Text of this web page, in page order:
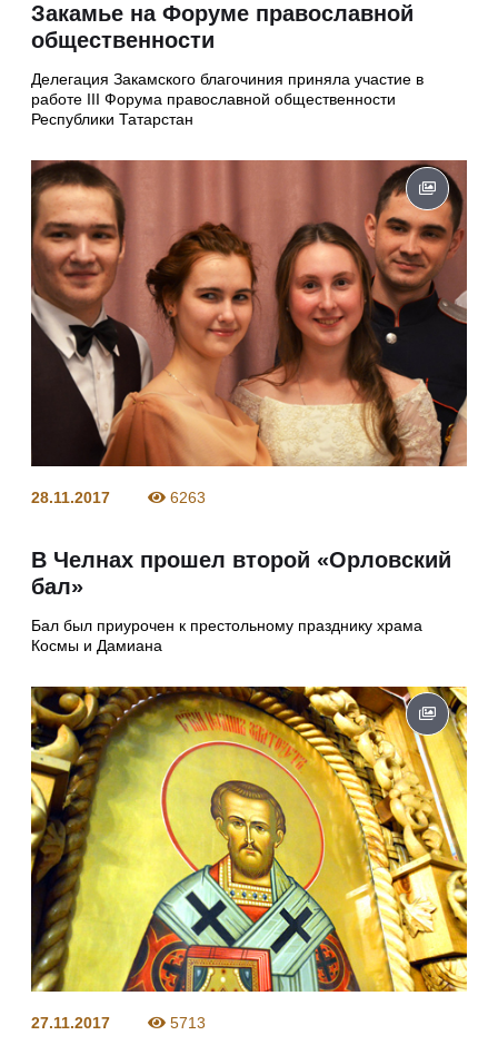
Закамье на Форуме православной
общественности
Делегация Закамского благочиния приняла участие в
работе III Форума православной общественности
Республики Татарстан
28.11.2017 6263
В Челнах прошел второй «Орловский
бал»
Бал был приурочен к престольному празднику храма
Космы и Дамиана
27.11.2017 5713